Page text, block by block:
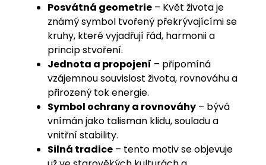
Posvátná geometrie – Květ života je
známý symbol tvořený překrývajícími se
kruhy, které vyjadřují řád, harmonii a
princip stvoření.
Jednota a propojení – připomíná
vzájemnou souvislost života, rovnováhu a
přirozený tok energie.
Symbol ochrany a rovnováhy – bývá
vnímán jako talisman klidu, souladu a
vnitřní stability.
Silná tradice – tento motiv se objevuje